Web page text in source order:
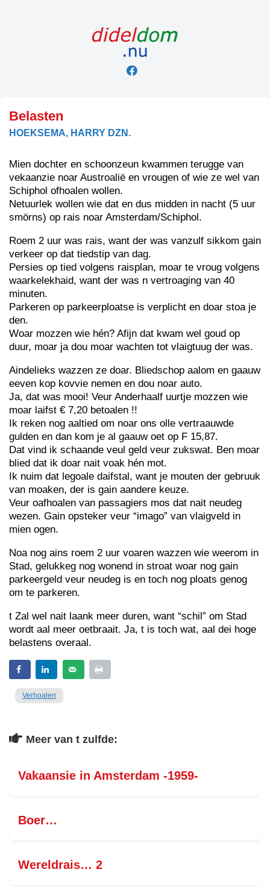
Belasten
HOEKSEMA, HARRY DZN.
Mien dochter en schoonzeun kwammen terugge van
vekaanzie noar Austroalië en vrougen of wie ze wel van
Schiphol ofhoalen wollen.
Netuurlek wollen wie dat en dus midden in nacht (5 uur
smörns) op rais noar Amsterdam/Schiphol.
Roem 2 uur was rais, want der was vanzulf sikkom gain
verkeer op dat tiedstip van dag.
Persies op tied volgens raisplan, moar te vroug volgens
waarkelekhaid, want der was n vertroaging van 40
minuten.
Parkeren op parkeerploatse is verplicht en doar stoa je
den.
Woar mozzen wie hén? Afijn dat kwam wel goud op
duur, moar ja dou moar wachten tot vlaigtuug der was.
Aindelieks wazzen ze doar. Bliedschop aalom en gaauw
eeven kop kovvie nemen en dou noar auto.
Ja, dat was mooi! Veur Anderhaalf uurtje mozzen wie
moar laifst € 7,20 betoalen !!
Ik reken nog aaltied om noar ons olle vertraauwde
gulden en dan kom je al gaauw oet op F 15,87.
Dat vind ik schaande veul geld veur zukswat. Ben moar
blied dat ik doar nait voak hén mot.
Ik nuim dat legoale daifstal, want je mouten der gebruuk
van moaken, der is gain aandere keuze.
Veur oafhoalen van passagiers mos dat nait neudeg
wezen. Gain opsteker veur “imago” van vlaigveld in
mien ogen.
Noa nog ains roem 2 uur voaren wazzen wie weerom in
Stad, gelukkeg nog wonend in stroat woar nog gain
parkeergeld veur neudeg is en toch nog ploats genog
om te parkeren.
t Zal wel nait laank meer duren, want “schil” om Stad
wordt aal meer oetbraait. Ja, t is toch wat, aal dei hoge
belastens overaal.
Verhoalen
Meer van t zulfde:
Vakaansie in Amsterdam -1959-
Boer…
Wereldrais… 2